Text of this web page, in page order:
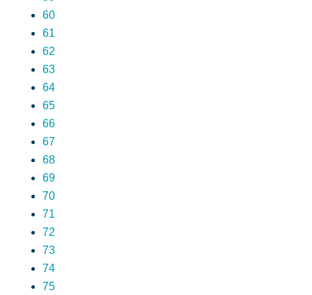
60
61
62
63
64
65
66
67
68
69
70
71
72
73
74
75